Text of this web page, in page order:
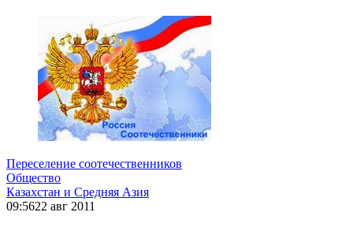
Переселение соотечественников
Общество
Казахстан и Средняя Азия
09:5622 авг 2011